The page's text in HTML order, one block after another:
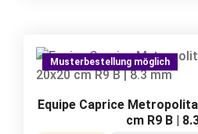
Musterbestellung möglich
Equipe Caprice
cm R9 B |